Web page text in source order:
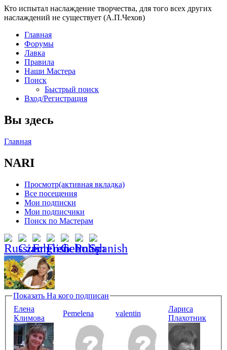
Кто испытал наслаждение творчества, для того всех других
наслаждений не существует (А.П.Чехов)
Главная
Форумы
Лавка
Правила
Наши Мастера
Поиск
Быстрый поиск
Вход/Регистрация
Вы здесь
Главная
NARI
Просмотр(активная вкладка)
Все посещения
Мои подписки
Мои подписчики
Поиск по Мастерам
Показать На кого подписан
Елена
Климова
Pemelena valentin
Лариса
Плахотник